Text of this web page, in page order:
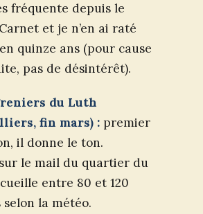
fréquente depuis le
et je n’en ai raté
quinze ans (pour cause
pas de désintérêt).
du Luth
fin mars) : premier
il donne le ton.
le mail du quartier du
entre 80 et 120
selon la météo.